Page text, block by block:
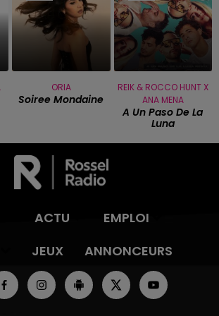
ORIA
Soiree Mondaine
REIK & ROCCO HUNT X
ANA MENA
A Un Paso De La
Luna
ACTU
EMPLOI
JEUX ANNONCEURS